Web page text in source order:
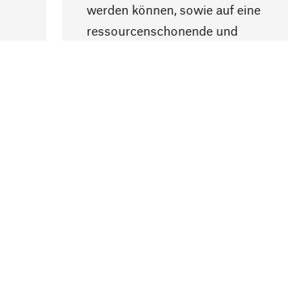
werden können, sowie auf eine
ressourcenschonende und